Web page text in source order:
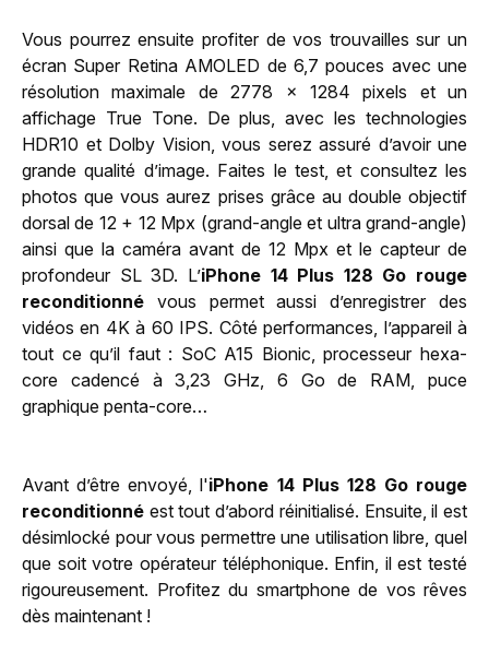
Vous pourrez ensuite profiter de vos trouvailles sur un
écran Super Retina AMOLED de 6,7 pouces avec une
résolution maximale de 2778 x 1284 pixels et un
affichage True Tone. De plus, avec les technologies
HDR10 et Dolby Vision, vous serez assuré d’avoir une
grande qualité d’image. Faites le test, et consultez les
photos que vous aurez prises grâce au double objectif
dorsal de 12 + 12 Mpx (grand-angle et ultra grand-angle)
ainsi que la caméra avant de 12 Mpx et le capteur de
profondeur SL 3D. L’iPhone 14 Plus 128 Go rouge
reconditionné vous permet aussi d’enregistrer des
vidéos en 4K à 60 IPS. Côté performances, l’appareil à
tout ce qu’il faut : SoC A15 Bionic, processeur hexa-
core cadencé à 3,23 GHz, 6 Go de RAM, puce
graphique penta-core…
Avant d’être envoyé, l'iPhone 14 Plus 128 Go rouge
reconditionné est tout d’abord réinitialisé. Ensuite, il est
désimlocké pour vous permettre une utilisation libre, quel
que soit votre opérateur téléphonique. Enfin, il est testé
rigoureusement. Profitez du smartphone de vos rêves
dès maintenant !